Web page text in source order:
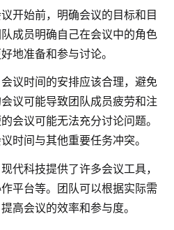
开始前，明确会议的目标和目
成员明确自己在会议中的角色
地准备和参与讨论。
会议时间的安排应该合理，避免
议可能导致团队成员疲劳和注
会议可能无法充分讨论问题。
时间与其他重要任务冲突。
现代科技提供了许多会议工具，
平台等。团队可以根据实际需
高会议的效率和参与度。